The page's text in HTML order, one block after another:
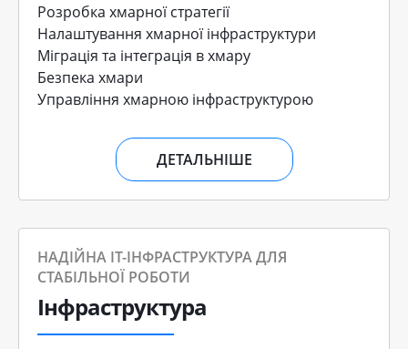
Розробка хмарної стратегії
Налаштування хмарної інфраструктури
Міграція та інтеграція в хмару
Безпека хмари
Управління хмарною інфраструктурою
ДЕТАЛЬНІШЕ
НАДІЙНА ІТ-ІНФРАСТРУКТУРА ДЛЯ
СТАБІЛЬНОЇ РОБОТИ
Інфраструктура